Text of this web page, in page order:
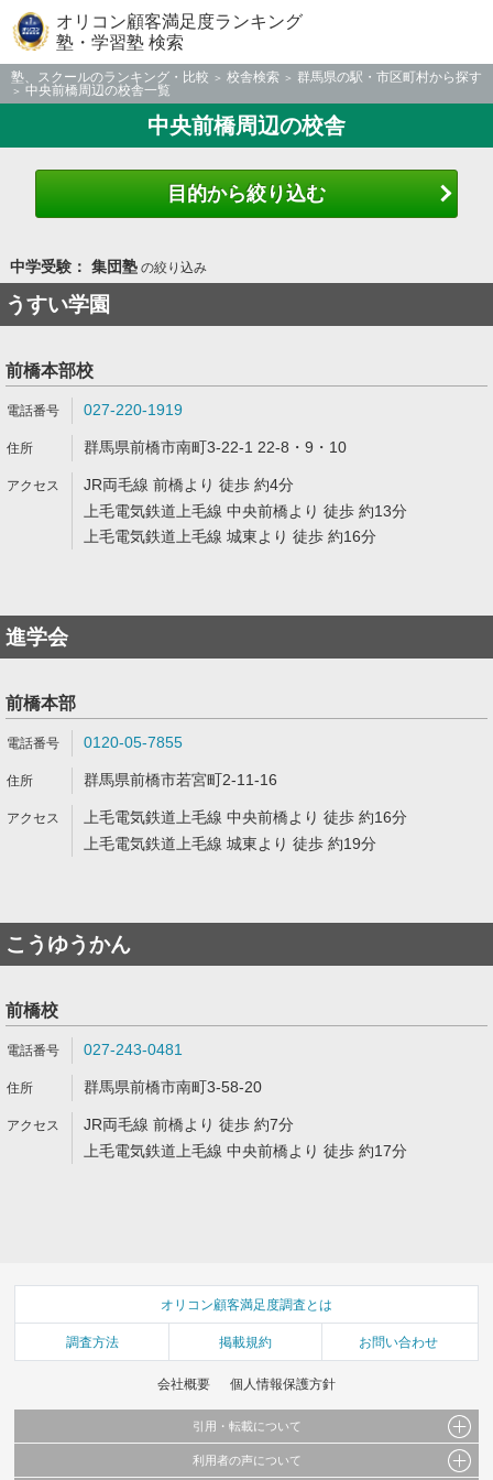
オリコン顧客満足度ランキング
塾・学習塾 検索
塾、スクールのランキング・比較 校舎検索
群馬県の駅・市区町村から探す
中央前橋周辺の校舎一覧
中央前橋周辺の校舎
目的から絞り込む
中学受験： 集団塾の絞り込み
うすい学園
前橋本部校
027-220-1919
群馬県前橋市南町3-22-1 22-8・9・10
JR両毛線 前橋より 徒歩 約4分
上毛電気鉄道上毛線 中央前橋より 徒歩 約13分
上毛電気鉄道上毛線 城東より 徒歩 約16分
進学会
前橋本部
0120-05-7855
群馬県前橋市若宮町2-11-16
上毛電気鉄道上毛線 中央前橋より 徒歩 約16分
上毛電気鉄道上毛線 城東より 徒歩 約19分
こうゆうかん
前橋校
027-243-0481
群馬県前橋市南町3-58-20
JR両毛線 前橋より 徒歩 約7分
上毛電気鉄道上毛線 中央前橋より 徒歩 約17分
オリコン顧客満足度調査とは
調査方法 掲載規約 お問い合わせ
会社概要 個人情報保護方針
引用・転載について
当サイトで公開されている情報（文字、写真、イラスト、画像データ等）及びこれらの配
利用者の声について